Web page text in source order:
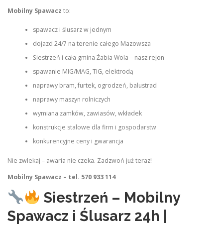
Mobilny Spawacz to:
spawacz i ślusarz w jednym
dojazd 24/7 na terenie całego Mazowsza
Siestrzeń i cała gmina Żabia Wola – nasz rejon
spawanie MIG/MAG, TIG, elektrodą
naprawy bram, furtek, ogrodzeń, balustrad
naprawy maszyn rolniczych
wymiana zamków, zawiasów, wkładek
konstrukcje stalowe dla firm i gospodarstw
konkurencyjne ceny i gwarancja
Nie zwlekaj – awaria nie czeka. Zadzwoń już teraz!
Mobilny Spawacz – tel. 570 933 114
Siestrzeń – Mobilny
Spawacz i Ślusarz 24h |